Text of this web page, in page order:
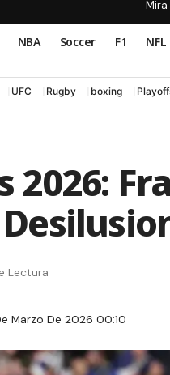
NBA Soccer F1 NFL
UFC Rugby boxing
2026:
Marzo De 2026 00:10
Lectura